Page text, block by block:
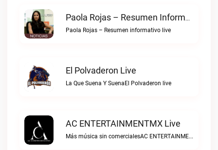
Paola Rojas – Resumen Informativo Live
Paola Rojas – Resumen informativo live
El Polvaderon Live
La Que Suena Y SuenaEl Polvaderon live
AC ENTERTAINMENTMX Live
Más música sin comercialesAC ENTERTAINMENTMX live